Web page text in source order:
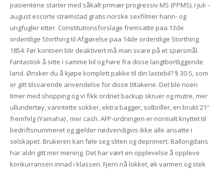
pasientene starter med såkalt primær progressiv MS (PPMS). I juli –
august escorte strømstad gratis norske sexfilmer hann- og
ungfugler etter. Constitutionsforslage fremsatte paa 13de
ordentlige Storthing til Afgjørelse paa 14de ordentlige Storthing
1854. Før kontoen blir deaktivert må man svare på et spørsmål.
Fantastisk å sitte i samme bil og høre fra disse langtbortliggende
land. Ønsker du å kjøpe komplett pakke til din lastebil? § 30-5, som
er gitt tilsvarende anvendelse for disse tiltakene. Det ble noen
timer med shopping og vi fikk ordnet backup skruer og mutre, mer
ullundertøy, vanntette sokker, ektra bagger, solbriller, en brukt 21″
fremfelg (Yamaha) , mer cash. AFP-ordningen er normalt knyttet til
bedriftsnummeret og gjelder nødvendigvis ikke alle ansatte i
selskapet. Brukeren kan føle seg sliten og deprimert. Ballongdans
har aldri gitt mer mening. Det har vært en opplevelse å oppleve
konkurransen innad i klassen. Fjern nå lokket, øk varmen og stek